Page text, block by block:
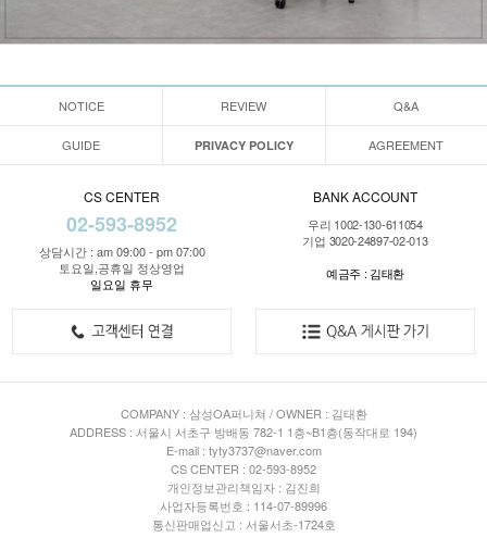
NOTICE REVIEW Q&A
GUIDE PRIVACY POLICY AGREEMENT
CS CENTER
02-593-8952
상담시간 : am 09:00 - pm 07:00
토요일,공휴일 정상영업
일요일 휴무
BANK ACCOUNT
우리 1002-130-611054
기업 3020-24897-02-013
예금주 : 김태환
COMPANY : 삼성OA퍼니쳐 / OWNER : 김태환
ADDRESS : 서울시 서초구 방배동 782-1 1층~B1층(동작대로 194)
E-mail : tyty3737@naver.com
CS CENTER : 02-593-8952
개인정보관리책임자 : 김진희
사업자등록번호 : 114-07-89996
통신판매업신고 : 서울서초-1724호